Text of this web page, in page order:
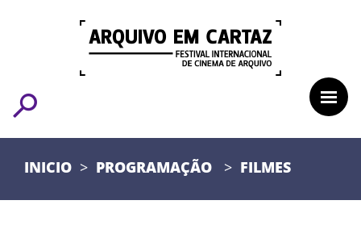
INICIO PROGRAMAÇÃO FILMES